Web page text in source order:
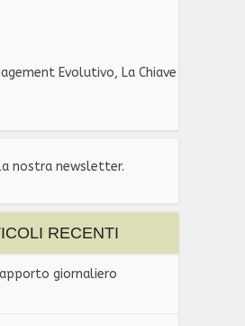
Evolutivo, La Chiave
nostra newsletter.
RECENTI
giornaliero